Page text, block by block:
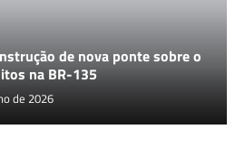
de nova ponte sobre o
na BR-135
de 2026